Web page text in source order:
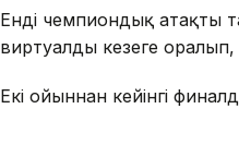
Енді чемпиондық атақтың
виртуалды кезеңге
Екі ойыннан кейінгі